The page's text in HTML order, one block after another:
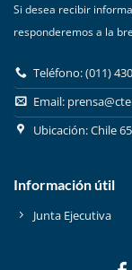
Si desea recibir
responderemos a la
Teléfono: (011)
Email:
Ubicación: Chile
Información útil
Junta Ejecutiva